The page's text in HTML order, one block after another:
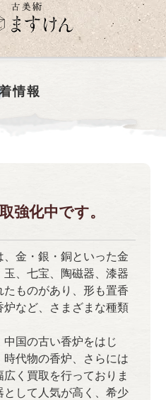
情報
強化中です。
金・銀・銅といった金
、七宝、陶磁器、漆器
ものがあり、形も置香
など、さまざまな種類
国の古い香炉をはじ
代物の香炉、さらには
く買取を行っておりま
して人気が高く、希少